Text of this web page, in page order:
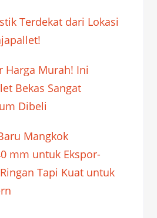
Terdekat dari Lokasi
Harga Murah! Ini
Bekas Sangat
Dibeli
Mangkok
mm untuk Ekspor-
Tapi Kuat untuk